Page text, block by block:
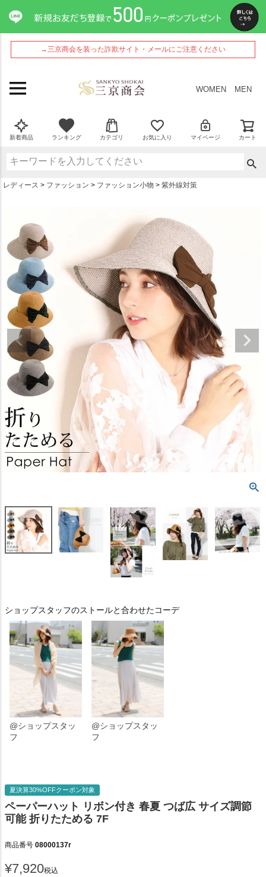
→三京商会を装った詐欺サイト・メールにご注意ください
WOMEN MEN
新着商品 ランキング カテゴリ お気に入り マイページ カート
レディース ファッション ファッション小物 紫外線対策
ショップスタッフのストールと合わせたコーデ
@ショップスタッ
フ
@ショップスタッ
フ
夏決算30%OFFクーポン対象
ペーパーハット リボン付き 春夏 つば広 サイズ調節
可能 折りたためる 7F
商品番号 08000137r
¥7,920税込
ペー
ジト
ップ
へ